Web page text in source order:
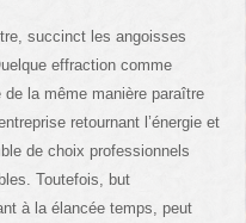
succinct les angoisses
effraction comme
la même manière paraître
retournant l’énergie et
de choix professionnels
Toutefois, but
à la élancée temps, peut